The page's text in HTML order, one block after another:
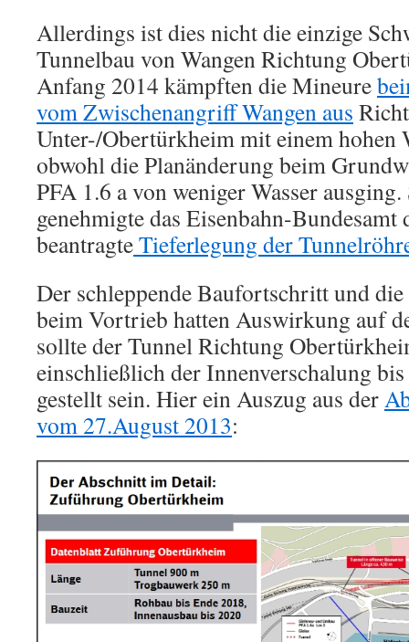
Allerdings ist dies nicht die einzige
Tunnelbau von Wangen Richtung
Anfang 2014 kämpften die Mineure
vom Zwischenangriff Wangen aus
Unter-/Obertürkheim mit einem hohen
obwohl die Planänderung beim
PFA 1.6 a von weniger Wasser
genehmigte das Eisenbahn-Bundesamt
beantragteTieferlegung der
Der schleppende Baufortschritt und
beim Vortrieb hatten Auswirkung auf
sollte der Tunnel Richtung
einschließlich der Innenverschalung
gestellt sein. Hier ein Auszug aus der
vom 27.August 2013: